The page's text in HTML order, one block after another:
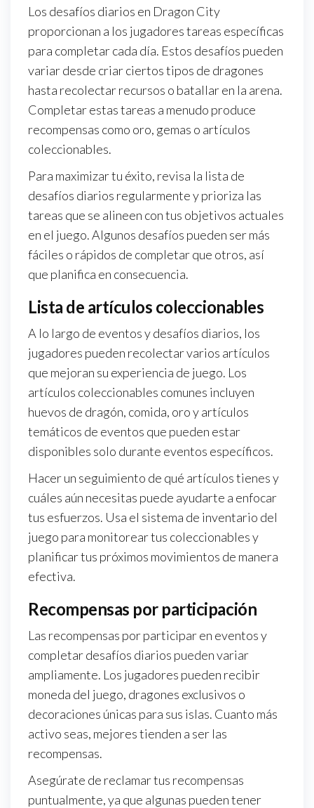
Los desafíos diarios en Dragon City
proporcionan a los jugadores tareas específicas
para completar cada día. Estos desafíos pueden
variar desde criar ciertos tipos de dragones
hasta recolectar recursos o batallar en la arena.
Completar estas tareas a menudo produce
recompensas como oro, gemas o artículos
coleccionables.
Para maximizar tu éxito, revisa la lista de
desafíos diarios regularmente y prioriza las
tareas que se alineen con tus objetivos actuales
en el juego. Algunos desafíos pueden ser más
fáciles o rápidos de completar que otros, así
que planifica en consecuencia.
Lista de artículos coleccionables
A lo largo de eventos y desafíos diarios, los
jugadores pueden recolectar varios artículos
que mejoran su experiencia de juego. Los
artículos coleccionables comunes incluyen
huevos de dragón, comida, oro y artículos
temáticos de eventos que pueden estar
disponibles solo durante eventos específicos.
Hacer un seguimiento de qué artículos tienes y
cuáles aún necesitas puede ayudarte a enfocar
tus esfuerzos. Usa el sistema de inventario del
juego para monitorear tus coleccionables y
planificar tus próximos movimientos de manera
efectiva.
Recompensas por participación
Las recompensas por participar en eventos y
completar desafíos diarios pueden variar
ampliamente. Los jugadores pueden recibir
moneda del juego, dragones exclusivos o
decoraciones únicas para sus islas. Cuanto más
activo seas, mejores tienden a ser las
recompensas.
Asegúrate de reclamar tus recompensas
puntualmente, ya que algunas pueden tener